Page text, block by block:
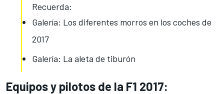
Recuerda:
Galería: Los diferentes morros en los coches de
2017
Galería: La aleta de tiburón
Equipos y pilotos de la F1 2017: